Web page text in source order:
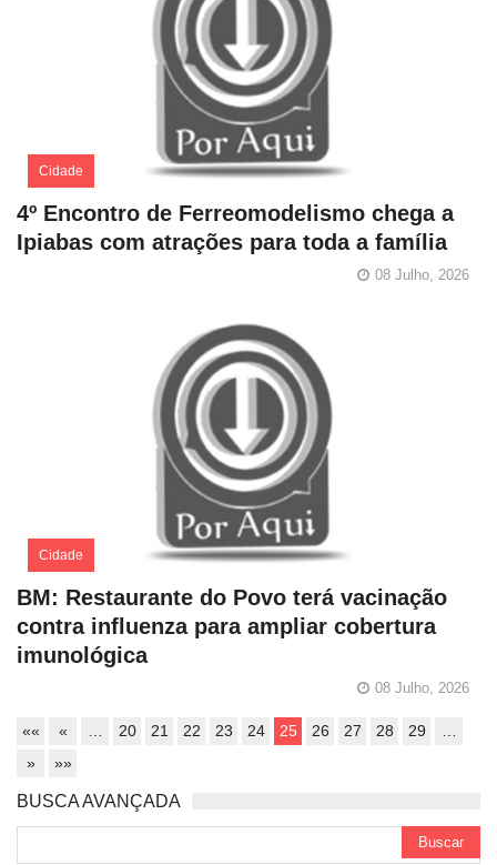
Cidade
4º Encontro de Ferreomodelismo chega a
Ipiabas com atrações para toda a família
08 Julho, 2026
Cidade
BM: Restaurante do Povo terá vacinação
contra influenza para ampliar cobertura
imunológica
08 Julho, 2026
«« « 20 21 22 23 24 25 26 27 28 29
»
»»
BUSCA AVANÇADA